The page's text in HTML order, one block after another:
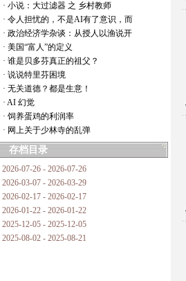
· 小说：大过滤器 之 乡村教师
· 令人担忧的，不是AI有了意识，而
· 政治经济学杂谈：从授人以渔说开
· 美国“富人”的定义
· 谁是贝多芬真正的祖父？
· 说说特里芬困境
· 无关道德？都是生意！
· AI 幻觉
· 饲养蛋鸡的利润率
· 网上关于少林寺的乱弹
存档目录
2026-07-26 - 2026-07-26
2026-03-07 - 2026-03-29
2026-02-17 - 2026-02-17
2026-01-22 - 2026-01-22
2025-12-05 - 2025-12-05
2025-08-02 - 2025-08-21